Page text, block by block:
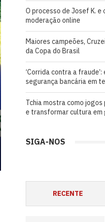
O processo de Josef K. e
moderação online
Maiores campeões,
da Copa do Brasil
‘Corrida contra a
segurança bancária em
Tchia mostra como
e transformar cultura em
SIGA-NOS
RECENTE